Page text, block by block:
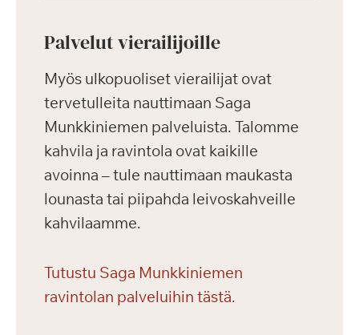
Palvelut vierailijoille
Myös ulkopuoliset vierailijat ovat
tervetulleita nauttimaan Saga
Munkkiniemen palveluista. Talomme
kahvila ja ravintola ovat kaikille
avoinna – tule nauttimaan maukasta
lounasta tai piipahda leivoskahveille
kahvilaamme.
Tutustu Saga Munkkiniemen
ravintolan palveluihin tästä.